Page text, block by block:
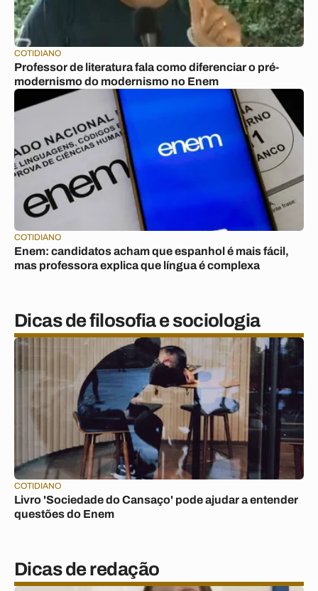
COTIDIANO
Professor de literatura fala como diferenciar o pré-
modernismo do modernismo no Enem
COTIDIANO
Enem: candidatos acham que espanhol é mais fácil,
mas professora explica que língua é complexa
Dicas de filosofia e sociologia
COTIDIANO
Livro 'Sociedade do Cansaço' pode ajudar a entender
questões do Enem
Dicas de redação